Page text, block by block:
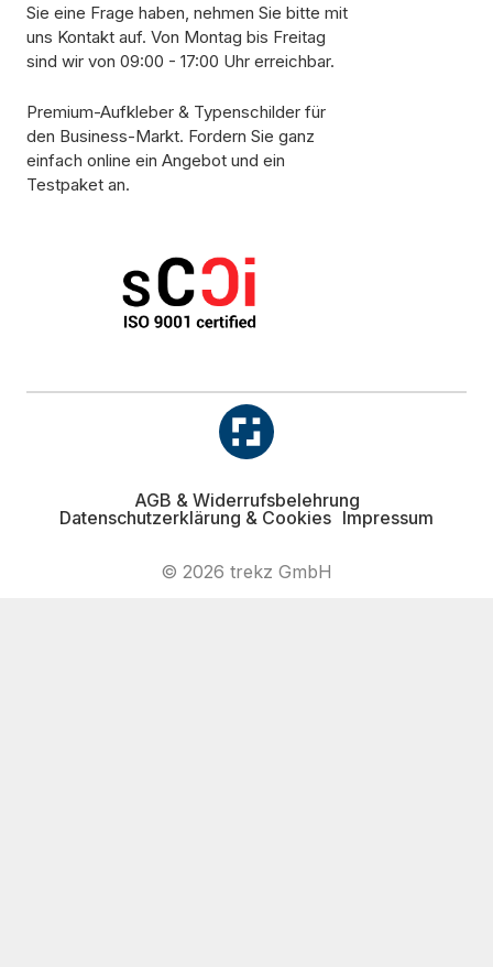
Sie eine Frage haben, nehmen Sie bitte mit
uns Kontakt auf. Von Montag bis Freitag
sind wir von 09:00 - 17:00 Uhr erreichbar.
Premium-Aufkleber & Typenschilder für
den Business-Markt. Fordern Sie ganz
einfach online ein Angebot und ein
Testpaket an.
AGB & Widerrufsbelehrung
Datenschutzerklärung & Cookies Impressum
© 2026 trekz GmbH